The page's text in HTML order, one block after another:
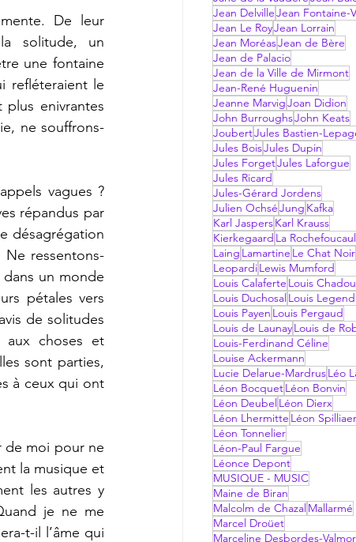
De leur
solitude, un
une fontaine
refléteraient le
enivrantes
ne souffrons-
vagues ?
répandus par
désagrégation
ressentons-
un monde
pétales vers
de solitudes
aux choses et
sont parties,
à ceux qui ont
de moi pour ne
la musique et
les autres y
je ne me
t-il l’âme qui
Jean DelvilleJean Fontaine-
Jean Le RoyJean Lorrain
Jean MoréasJean de Bère
Jean de Palacio
Jean de la Ville de Mirmont
Jean-René Huguenin
Jeanne MarvigJoan Didion
John BurroughsJohn Keats
JoubertJules Bastien-
Jules BoisJules Dupin
Jules ForgetJules Laforgue
Jules Ricard
Jules-Gérard Jordens
Julien OchséJung Kafka
Karl JaspersKarl Krauss
Kierkegaard La
Laing Lamartine Le Chat Noir
LeopardiLewis Mumford
Louis Calaferte Louis
Louis Duchosal Louis
Louis Payen Louis Pergaud
Louis de LaunayLouis de
Louis-Ferdinand Céline
Louise Ackermann
Lucie Delarue-MardrusLéo
Léon BocquetLéon Bonvin
Léon Deubel Léon Dierx
Léon Lhermitte Léon
Léon Tonnelier
Léon-Paul Fargue
Léonce Depont
MUSIQUE - MUSIC
Maine de Biran
Malcolm de Chazal Mallarmé
Marcel Droüet
Marceline Desbordes-